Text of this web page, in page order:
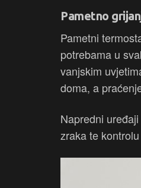
Pametno
Pametni
potrebama u
vanjskim
doma, a
Napredni
zraka te